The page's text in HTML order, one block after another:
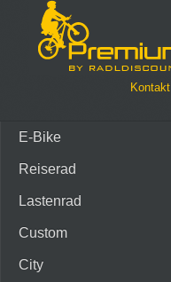
Kontakt
E-Bike
Reiserad
Lastenrad
Custom
City